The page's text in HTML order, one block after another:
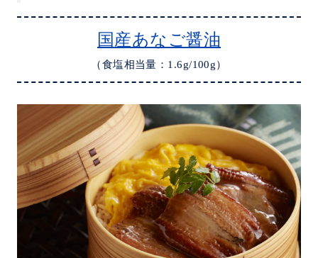
国産あなご醤油
（食塩相当量：1.6g/100g）